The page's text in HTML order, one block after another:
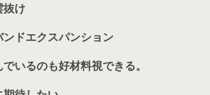
抜け
ンドエクスパンション
いるのも好材料視できる。